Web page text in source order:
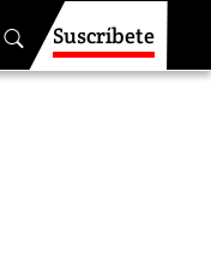
Suscríbete